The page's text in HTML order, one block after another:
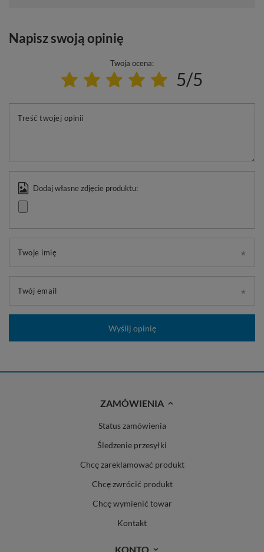
Napisz swoją opinię
Twoja ocena:
5/5
Treść twojej opinii
Dodaj własne zdjęcie produktu:
Twoje imię
Twój email
Wyślij opinię
ZAMÓWIENIA
Status zamówienia
Śledzenie przesyłki
Chcę zareklamować produkt
Chcę zwrócić produkt
Chcę wymienić towar
Kontakt
KONTO